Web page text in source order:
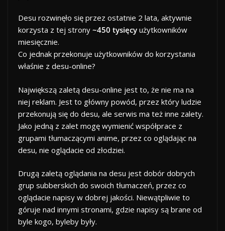
Desu rozwinęło się przez ostatnie 2 lata, aktywnie
korzysta z tej strony ~450 tysięcy użytkowników
miesięcznie.
Co jednak przekonuje użytkowników do korzystania
właśnie z desu-online?
Największą zaletą desu-online jest to, że nie ma na
niej reklam. Jest to główny powód, przez który ludzie
przekonują się do desu, ale serwis ma też inne zalety.
Jako jedną z zalet mogę wymienić współprace z
grupami tłumaczącymi anime, przez co oglądając na
desu, nie oglądacie od złodziei.
Drugą zaletą oglądania na desu jest dobór dobrych
grup subberskich do swoich tłumaczeń, przez co
oglądacie napisy w dobrej jakości. Niewątpliwie to
góruje nad innymi stronami, gdzie napisy są brane od
byle kogo, byleby były.